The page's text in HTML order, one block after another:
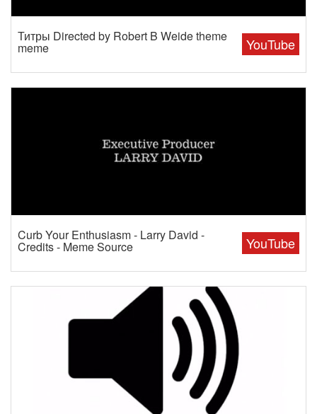
YouTube
Титры Directed by Robert B Weide theme
meme
YouTube
Curb Your Enthusiasm - Larry David -
Credits - Meme Source